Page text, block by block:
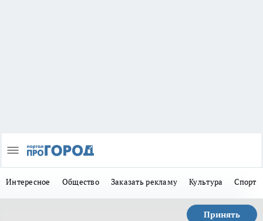
Интересное Общество Заказать рекламу Культура Спорт
Принять